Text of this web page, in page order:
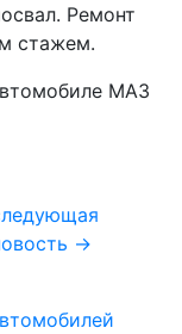
Ремонт
стажем.
МАЗ
→